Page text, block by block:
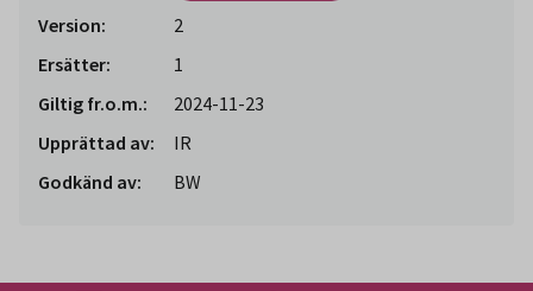
Version:
2
Ersätter:
1
Giltig fr.o.m.:
2024-11-23
Upprättad av:
IR
Godkänd av:
BW